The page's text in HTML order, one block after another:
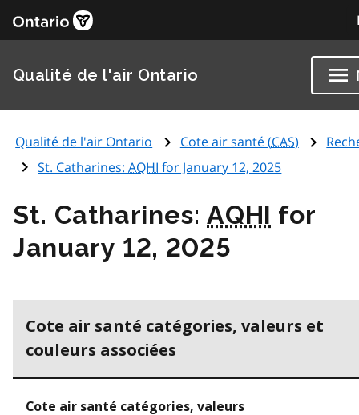
Qualité de l'air Ontario
Qualité de l'air Ontario Cote air santé (CAS)
St. Catharines:AQHI for January 12, 2025
St. Catharines:AQHI for
January 12, 2025
Cote air santé catégories, valeurs et
couleurs associées
Cote air santé catégories, valeurs